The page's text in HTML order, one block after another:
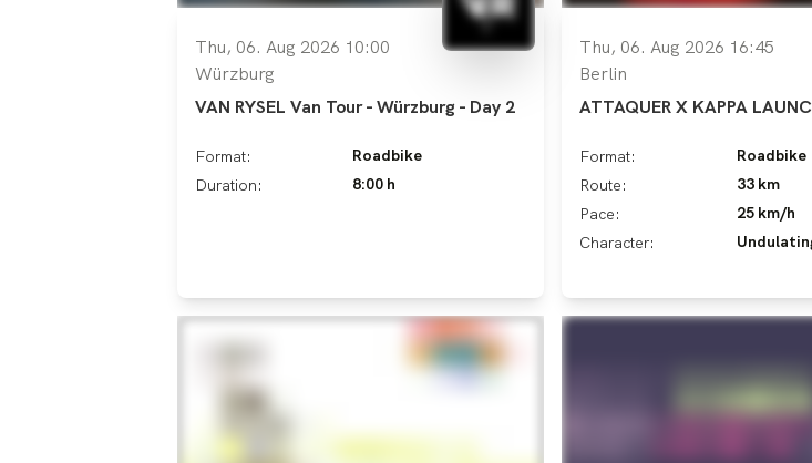
Thu, 06. Aug 2026 10:00
Würzburg
VAN RYSEL Van Tour - Würzburg - Day 2
Format:
Roadbike
Duration:
8:00 h
Thu, 06. Aug 2026 16:45
Berlin
ATTAQUER X KAPPA
Format:
Roadbike
Route:
33 km
Pace:
25 km/h
Character: